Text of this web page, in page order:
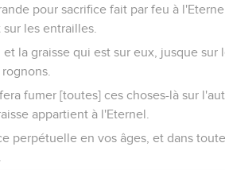
pour sacrifice fait par feu à
les entrailles.
et la graisse qui est sur eux, jusque
fumer [toutes] ces choses-là sur
appartient à l'Eternel.
perpétuelle en vos âges, et dans